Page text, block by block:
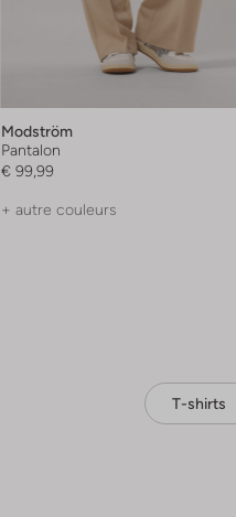
Modström
Pantalon
€ 99,99
+ autre couleurs
T-shirts